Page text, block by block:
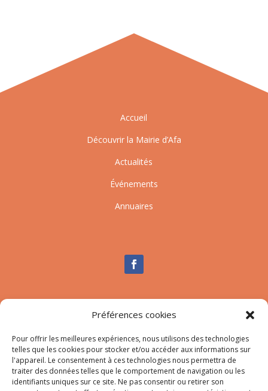
Préférences cookies
Pour offrir les meilleures expériences, nous utilisons des technologies
telles que les cookies pour stocker et/ou accéder aux informations sur
l'appareil. Le consentement à ces technologies nous permettra de
traiter des données telles que le comportement de navigation ou les
identifiants uniques sur ce site. Ne pas consentir ou retirer son
Accueil
Découvrir la Mairie d’Afa
Actualités
Événements
Annuaires
Nous contacter
Mail:secretariat-mairie@afa.corsica
Adresse :785 Strada d’Afà – Merria 20167 Afa